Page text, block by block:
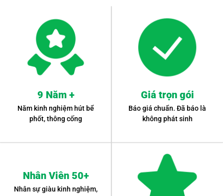
9 Năm +
Năm kinh nghiệm hút bể
phốt, thông cống
Giá trọn gói
Báo giá chuẩn. Đã báo là
không phát sinh
Nhân Viên 50+
Nhân sự giàu kinh nghiệm,